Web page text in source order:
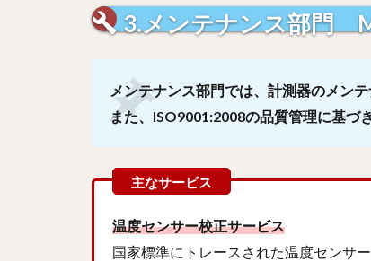
3.メンテナンス部門
メンテナンス部門では、計測器のメン
また、ISO9001:2008の品質管理に基づ
温度センサー校正サービス
国家標準にトレースされた温度センサ